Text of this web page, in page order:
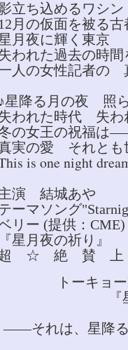
立ち込めるワシン
月の仮面を被る
月夜に輝く東京
われた過去の時
人の女性記者の
♪星降る月の夜 照
われた時代 失わ
の女王の祝福は
実の愛 それとも
is one night
演 結城あや
ーマソング
リー (提供：CME)
『星月夜の祈り』
☆ 絶 賛 上
トーキョ
――それは、星降る